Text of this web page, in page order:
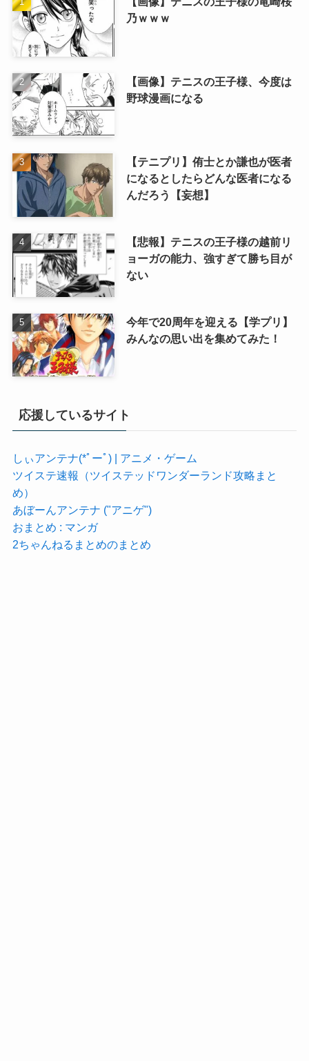
乃ｗｗｗ
【画像】テニスの王子様、今度は
野球漫画になる
【テニプリ】侑士とか謙也が医者
になるとしたらどんな医者になる
んだろう【妄想】
【悲報】テニスの王子様の越前リ
ョーガの能力、強すぎて勝ち目が
ない
今年で20周年を迎える【学プリ】
みんなの思い出を集めてみた！
応援しているサイト
しぃアンテナ(*ﾟーﾟ) | アニメ・ゲーム
ツイステ速報（ツイステッドワンダーランド攻略まと
め）
あぼーんアンテナ ("アニゲ")
おまとめ : マンガ
2ちゃんねるまとめのまとめ